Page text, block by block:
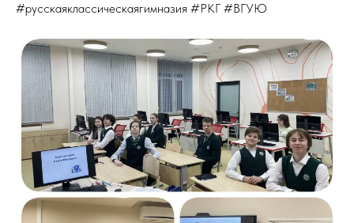
#русскаяклассическаягимназия #РКГ #ВГУЮ